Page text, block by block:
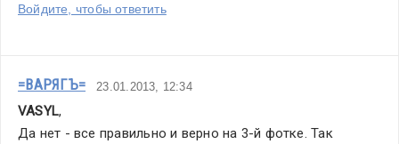
Войдите, чтобы ответить
=ВАРЯГЪ= 23.01.2013, 12:34
VASYL,
Да нет - все правильно и верно на 3-й фотке. Так